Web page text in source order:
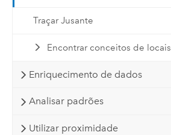
Traçar Jusante
Encontrar conceitos de locais
Enriquecimento de dados
Analisar padrões
Utilizar proximidade